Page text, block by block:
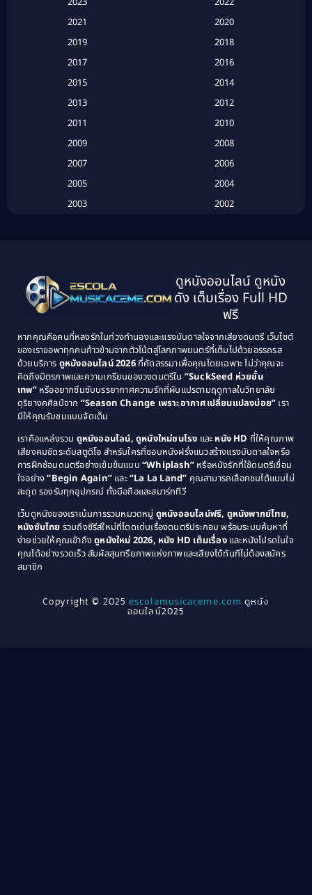
Based on a True Story สร้างจากเรื่องจริง(2)
Based on a True Story เรื่องจริง (20)
(134)
Classic หนังคลาสสิก(21)
Classic หนังคลาสสิก(25)
Comedy ตลก(515)
Comedy ตลก(46)
Coming of Age ก้าวพ้นวัย(1)
Coming-of-Age(3)
Community(1)
Crime อาชญากรรม(289)
Cult Film(4)
2021
2020
2019
2018
2017
2016
2015
2014
2013
2012
2011
2010
2009
2008
2007
2006
2005
2004
2003
2002
1995
1994
1993
1992
1989
1988
1987
1986
1985
1984
1983
1982
1979
1978
1976
1975
1974
1971
1970
1969
1968
1964
1963
1940
ดูหนังออนไลน์ ดูหนัง
ดัง เต็มเรื่อง Full HD
ฟรี
หากคุณคือคนที่หลงรักในท่วงทำนองและแรงบันดาลใจจากเสียงดนตรี เว็บไซต์
ของเราขอพาทุกคนก้าวข้ามจากตัวโน้ตสู่โลกภาพยนตร์ที่เต็มไปด้วยอรรถรส
ด้วยบริการ ดูหนังออนไลน์ 2026ที่คัดสรรมาเพื่อคุณโดยเฉพาะ ไม่ว่าคุณจะ
คิดถึงมิตรภาพและความเกรียนของวงดนตรีใน “SuckSeed ห่วยขั้น
เทพ”หรืออยากซึมซับบรรยากาศความรักที่ผันแปรตามฤดูกาลในวิทยาลัย
ดุริยางคศิลป์จาก “Season Change เพราะอากาศเปลี่ยนแปลงบ่อย” เรา
มีให้คุณรับชมแบบจัดเต็ม
เราคือแหล่งรวม ดูหนังออนไลน์, ดูหนังใหม่ชนโรง และ หนัง HD ที่ให้คุณภาพ
เสียงคมชัดระดับสตูดิโอ สำหรับใครที่ชอบหนังฝรั่งแนวสร้างแรงบันดาลใจหรือ
การฝึกซ้อมดนตรีอย่างเข้มข้นแบบ “Whiplash” หรือหนังรักที่ใช้ดนตรีเชื่อม
ใจอย่าง“Begin Again” และ“La La Land” คุณสามารถเลือกชมได้แบบไม่
สะดุด รองรับทุกอุปกรณ์ ทั้งมือถือและสมาร์ททีวี
เว็บดูหนังของเราเน้นการรวมหมวดหมู่ ดูหนังออนไลน์ฟรี, ดูหนังพากย์ไทย,
หนังซับไทย รวมถึงซีรีส์ใหม่ที่โดดเด่นเรื่องดนตรีประกอบ พร้อมระบบค้นหาที่
ง่ายช่วยให้คุณเข้าถึงดูหนังใหม่ 2026, หนัง HD เต็มเรื่องและหนังโปรดในใจ
คุณได้อย่างรวดเร็ว สัมผัสสุนทรียภาพแห่งภาพและเสียงได้ทันทีไม่ต้องสมัคร
สมาชิก
Copyright © 2025escolamusicaceme.com ดูหนัง
ออนไลน์2025